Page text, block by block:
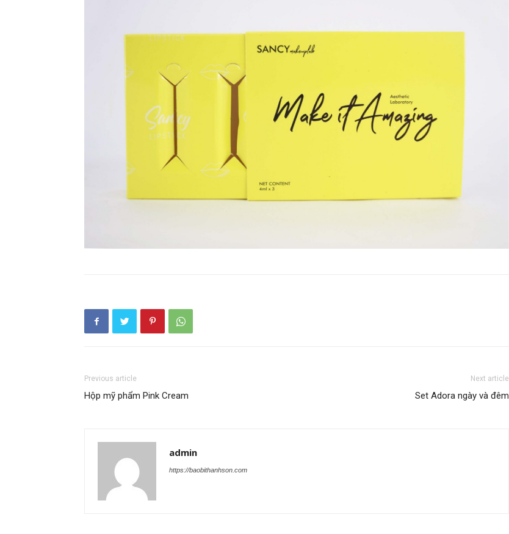
Previous article
Hộp mỹ phẩm Pink Cream
Next article
Set Adora ngày và đêm
admin
https://baobithanhson.com